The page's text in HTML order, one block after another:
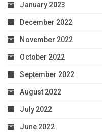
January 2023
December 2022
November 2022
October 2022
September 2022
August 2022
July 2022
June 2022